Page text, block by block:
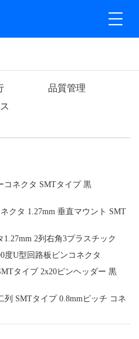
品質管理
コネクタ SMTタイプ 黒
クタ 1.27mm 垂直マウント SMT
2列右角3プラスチック
度U型回路板ピンコネクタ
タイプ 2x20ピンヘッダー 黒
列 SMTタイプ 0.8mmピッチ コネ